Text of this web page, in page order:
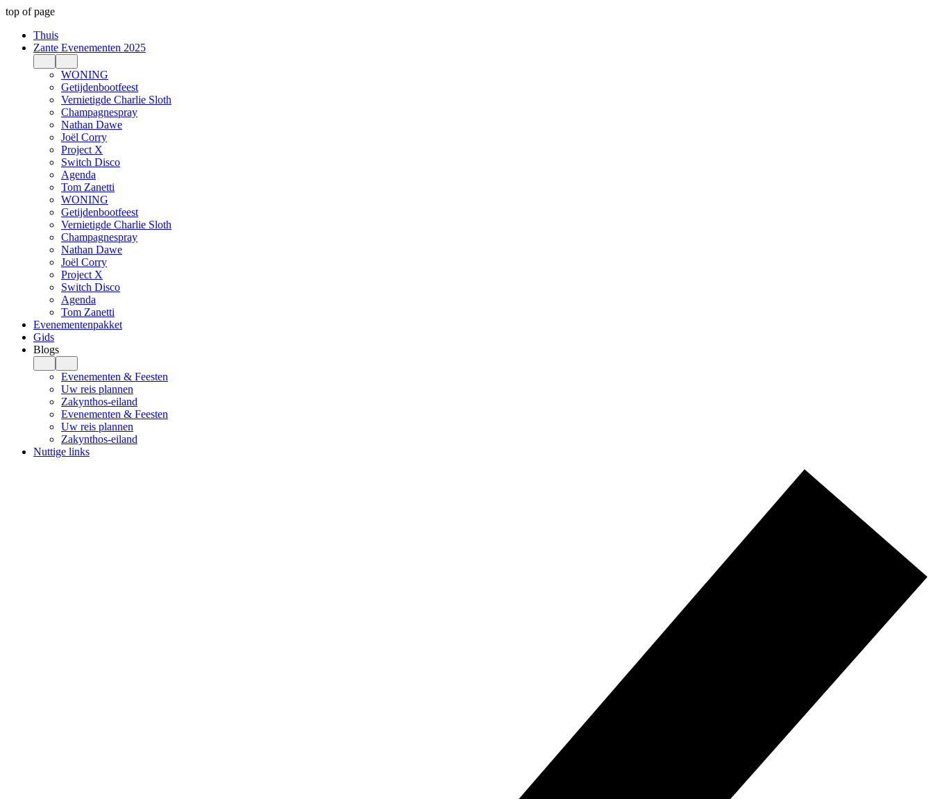
top of page
Thuis
Zante Evenementen 2025
WONING
Getijdenbootfeest
Vernietigde Charlie Sloth
Champagnespray
Nathan Dawe
Joël Corry
Project X
Switch Disco
Agenda
Tom Zanetti
WONING
Getijdenbootfeest
Vernietigde Charlie Sloth
Champagnespray
Nathan Dawe
Joël Corry
Project X
Switch Disco
Agenda
Tom Zanetti
Evenementenpakket
Gids
Blogs
Evenementen & Feesten
Uw reis plannen
Zakynthos-eiland
Evenementen & Feesten
Uw reis plannen
Zakynthos-eiland
Nuttige links